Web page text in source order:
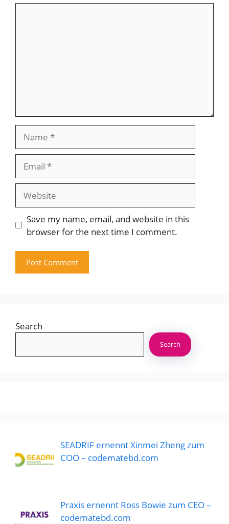
Website
Save my name, email, and website in this
browser for the next time I comment.
Search
Search
SEADRIF ernennt Xinmei Zheng zum
COO – codematebd.com
Praxis ernennt Ross Bowie zum CEO –
codematebd.com